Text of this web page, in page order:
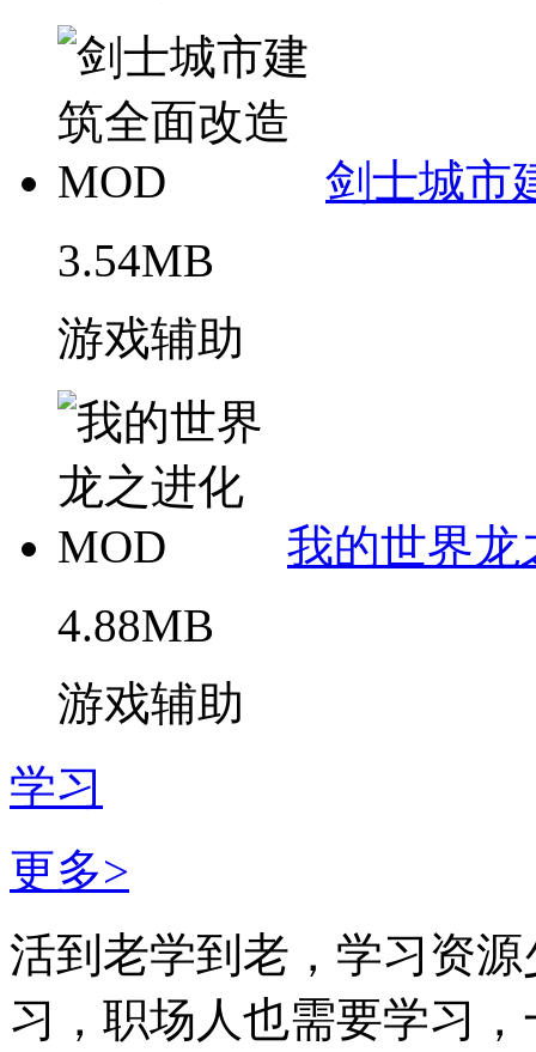
剑士城市
3.54MB
游戏辅助
我的世界龙
4.88MB
游戏辅助
学习
更多>
活到老学到老，学习资
习，职场人也需要学习